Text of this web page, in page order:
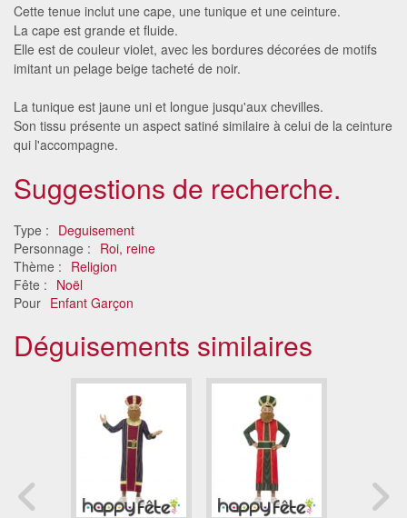
Cette tenue inclut une cape, une tunique et une ceinture.
La cape est grande et fluide.
Elle est de couleur violet, avec les bordures décorées de motifs
imitant un pelage beige tacheté de noir.
La tunique est jaune uni et longue jusqu'aux chevilles.
Son tissu présente un aspect satiné similaire à celui de la ceinture
qui l'accompagne.
Suggestions de recherche.
Type : Deguisement
Personnage : Roi, reine
Thème : Religion
Fête : Noël
Pour Enfant Garçon
Déguisements similaires